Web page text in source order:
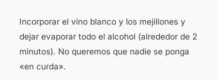
Incorporar el vino blanco y los mejillones y
dejar evaporar todo el alcohol (alrededor de 2
minutos). No queremos que nadie se ponga
«en curda».